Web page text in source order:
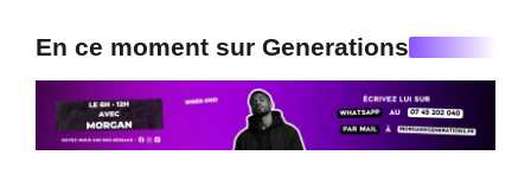
En ce moment sur Generations